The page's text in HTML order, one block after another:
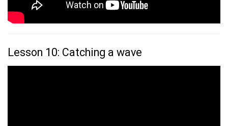
Lesson 10: Catching a wave